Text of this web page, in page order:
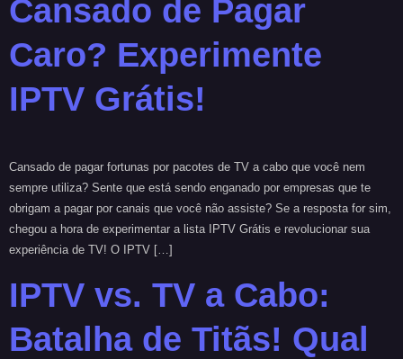
Cansado de Pagar
Caro? Experimente
IPTV Grátis!
Cansado de pagar fortunas por pacotes de TV a cabo que você nem
sempre utiliza? Sente que está sendo enganado por empresas que te
obrigam a pagar por canais que você não assiste? Se a resposta for sim,
chegou a hora de experimentar a lista IPTV Grátis e revolucionar sua
experiência de TV! O IPTV […]
IPTV vs. TV a Cabo:
Batalha de Titãs! Qual